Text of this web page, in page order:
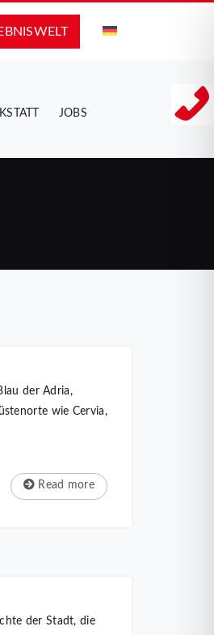
JOBS
der Adria,
wie Cervia,
Read more
der Stadt, die